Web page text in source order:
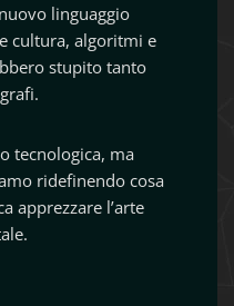
linguaggio
cultura, algoritmi e
stupito tanto
tecnologica, ma
ridefinendo cosa
apprezzare l’arte